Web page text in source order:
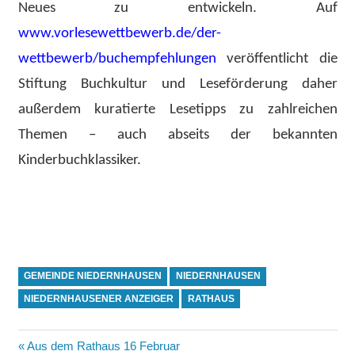
Neues zu entwickeln. Auf
www.vorlesewettbewerb.de/der-
wettbewerb/buchempfehlungen veröffentlicht die
Stiftung Buchkultur und Leseförderung daher
außerdem kuratierte Lesetipps zu zahlreichen
Themen – auch abseits der bekannten
Kinderbuchklassiker.
GEMEINDE NIEDERNHAUSEN NIEDERNHAUSEN
NIEDERNHAUSENER ANZEIGER RATHAUS
Vorheriger
Aus dem Rathaus 16 Februar